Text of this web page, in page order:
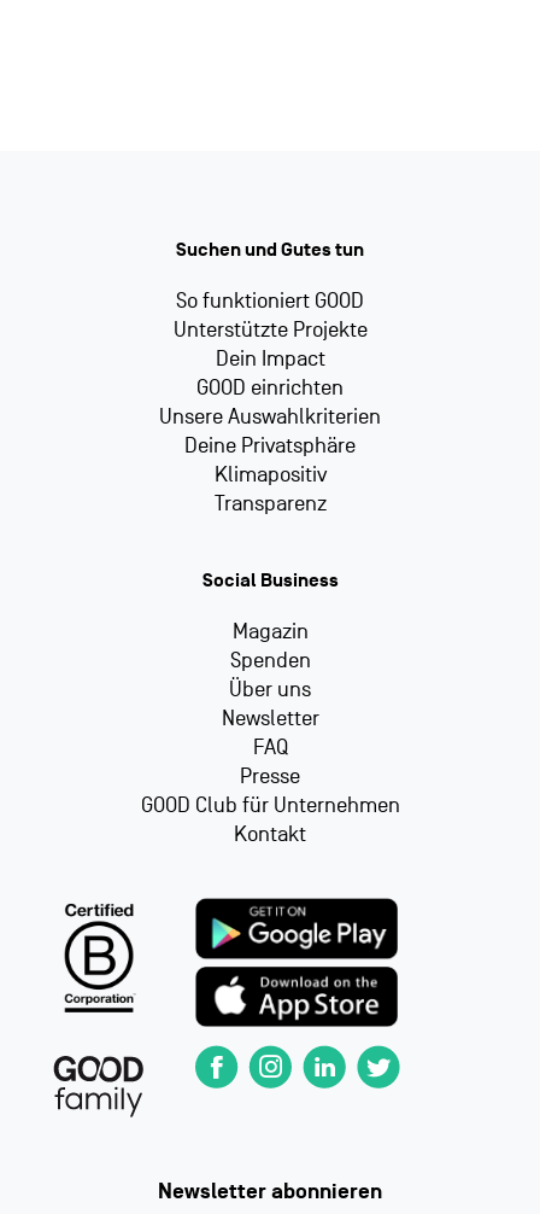
Suchen und Gutes tun
So funktioniert GOOD
Unterstützte Projekte
Dein Impact
GOOD einrichten
Unsere Auswahlkriterien
Deine Privatsphäre
Klimapositiv
Transparenz
Social Business
Magazin
Spenden
Über uns
Newsletter
FAQ
Presse
GOOD Club für Unternehmen
Kontakt